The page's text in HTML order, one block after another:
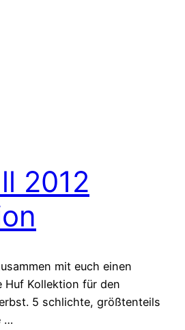
2012
mit euch einen
Huf Kollektion für den
5 schlichte, größtenteils
…